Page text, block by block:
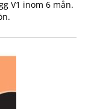
V1 inom 6 mån.